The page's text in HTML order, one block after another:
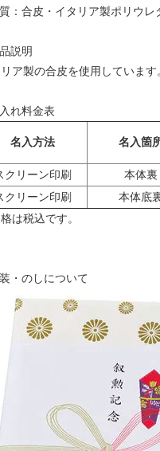
：合皮・イタリア製ポリウレ
説明
ア製の合皮を使用していま
れ料金表
名入方法 名入箇
クリーン印刷 本体裏
クリーン印刷
本体底
は税込です。
・のしについて